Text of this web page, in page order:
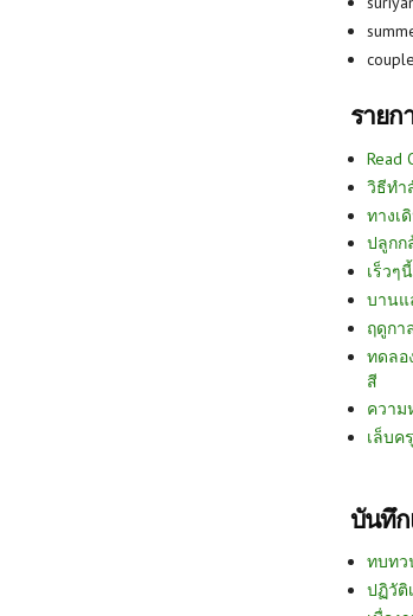
รายก
Read
วิธีทำ
ทางเ
ปลูกก
เร็วๆนี้
บานแ
ฤดูกา
ทดลอ
สี
ความ
เล็บค
บันทึ
ทบทว
ปฏิวัติ